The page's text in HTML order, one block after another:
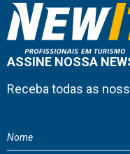
ASSINE NOSSA
Receba todas as